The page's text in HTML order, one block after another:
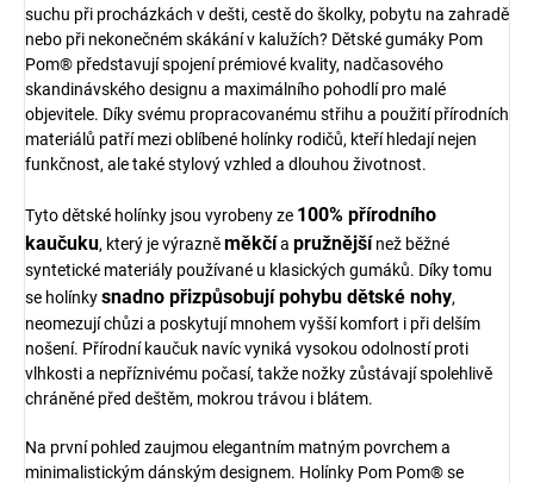
suchu při procházkách v dešti, cestě do školky, pobytu na zahradě
nebo při nekonečném skákání v kalužích? Dětské gumáky Pom
Pom® představují spojení prémiové kvality, nadčasového
skandinávského designu a maximálního pohodlí pro malé
objevitele. Díky svému propracovanému střihu a použití přírodních
materiálů patří mezi oblíbené holínky rodičů, kteří hledají nejen
funkčnost, ale také stylový vzhled a dlouhou životnost.
Tyto dětské holínky jsou vyrobeny ze 100% přírodního
kaučuku, který je výrazněměkčía pružnější než běžné
syntetické materiály používané u klasických gumáků. Díky tomu
se holínkysnadno přizpůsobují pohybu dětské nohy,
neomezují chůzi a poskytují mnohem vyšší komfort i při delším
nošení. Přírodní kaučuk navíc vyniká vysokou odolností proti
vlhkosti a nepříznivému počasí, takže nožky zůstávají spolehlivě
chráněné před deštěm, mokrou trávou i blátem.
Na první pohled zaujmou elegantním matným povrchem a
minimalistickým dánským designem. Holínky Pom Pom® se